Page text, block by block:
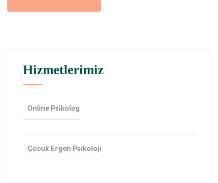
Hizmetlerimiz
Online Psikolog
Çocuk Ergen Psikoloji